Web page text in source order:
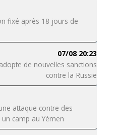
fixé après 18 jours de
07/08 20:23
de nouvelles sanctions
contre la Russie
attaque contre des
camp au Yémen